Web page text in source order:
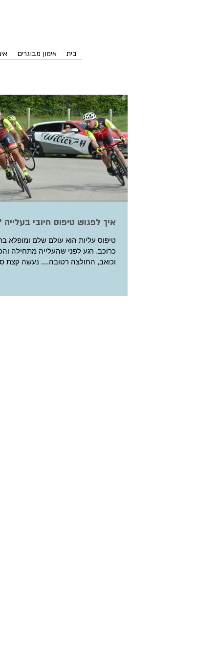
בית אימון מבוגרים
איך לפגוש טיפוס חיובי בעלייה
טיפוס עליות הוא עולם שלם ומופלא
כרוכב. רגע לפני שהעלייה מתחילה
וכואב, החולצה רטובה.... נעשה קצת סדר : כיעד...